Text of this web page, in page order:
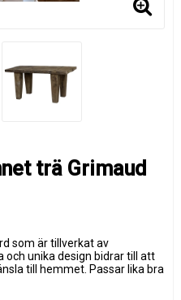
trä Grimaud
som är tillverkat av
unika design bidrar till att
till hemmet. Passar lika bra